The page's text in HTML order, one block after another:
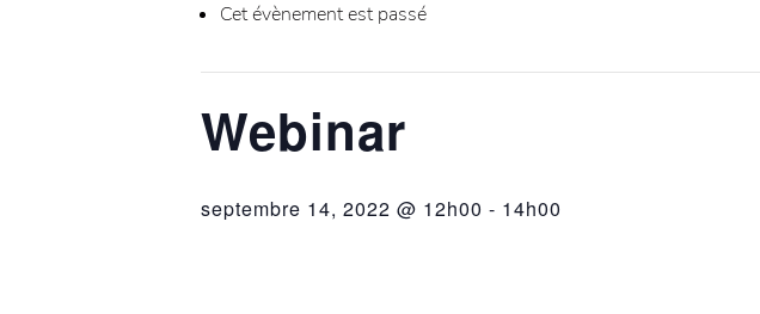
Cet évènement est passé
Webinar
septembre 14, 2022 @ 12h00 - 14h00